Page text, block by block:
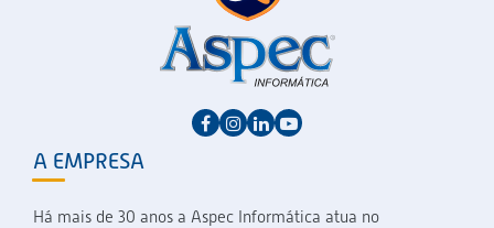
A EMPRESA
Há mais de 30 anos a Aspec Informática atua no